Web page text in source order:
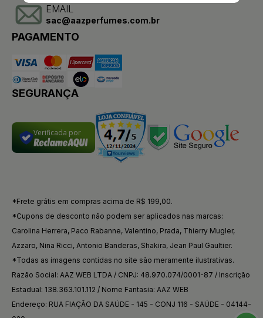
EMAIL
sac@aazperfumes.com.br
PAGAMENTO
SEGURANÇA
Verificada por
*Frete grátis em compras acima de R$ 199,00.
*Cupons de desconto não podem ser aplicados nas marcas:
Carolina Herrera, Paco Rabanne, Valentino, Prada, Thierry Mugler,
Azzaro, Nina Ricci, Antonio Banderas, Shakira, Jean Paul Gaultier.
*Todas as imagens contidas no site são meramente ilustrativas.
Razão Social: AAZ WEB LTDA / CNPJ: 48.970.074/0001-87 / Inscrição
Estadual: 138.363.101.112 / Nome Fantasia: AAZ WEB
Endereço: RUA FIAÇÃO DA SAÚDE - 145 - CONJ 116 - SAÚDE - 04144-